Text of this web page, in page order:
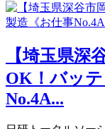
【埼玉県深
OK！バッ
No.4A...